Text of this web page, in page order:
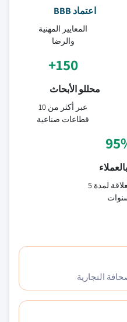
اعتماد BBB
المعايير المهنية
والرضا
150+
محللو الأبحاث
عبر أكثر من 10
قطاعات صناعية
قيمة العلاقة لمدة 5
التجارية